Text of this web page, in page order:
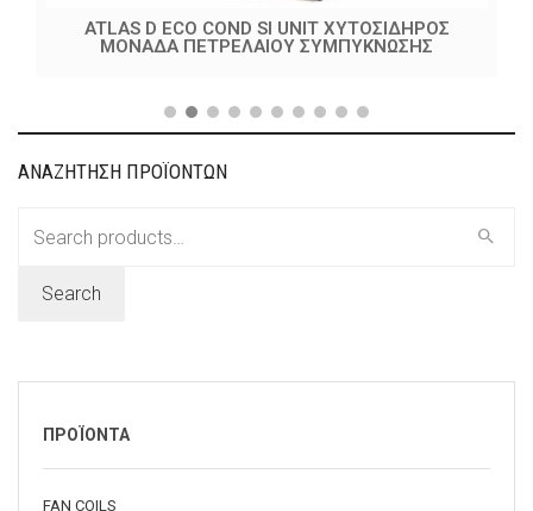
ATLAS D ECO COND SI UNIT ΧΥΤΟΣΙΔΗΡΟΣ
ΜΟΝΑΔΑ ΠΕΤΡΕΛΑΙΟΥ ΣΥΜΠΥΚΝΩΣΗΣ
ΑΝΑΖΗΤΗΣΗ ΠΡΟΪΟΝΤΩΝ
Search
ΠΡΟΪΟΝΤΑ
FAN COILS